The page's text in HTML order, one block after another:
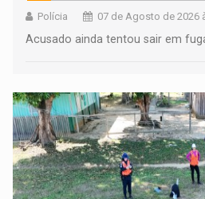
Polícia 07 de Agosto de 2026
Acusado ainda tentou sair em